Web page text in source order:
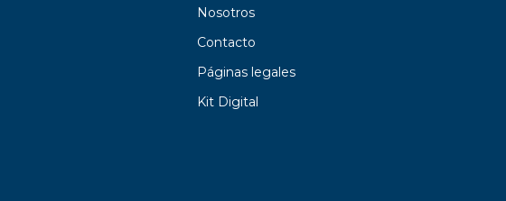
Nosotros
Contacto
Páginas legales
Kit Digital